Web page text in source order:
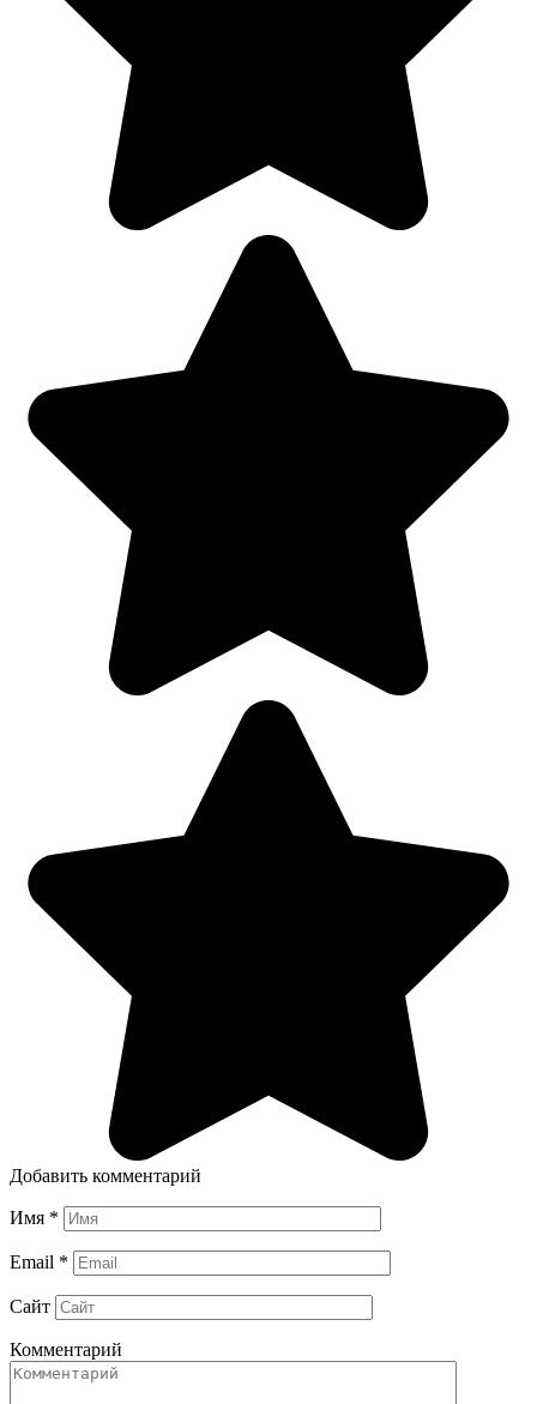
Добавить комментарий
Имя *
Email *
Сайт
Комментарий